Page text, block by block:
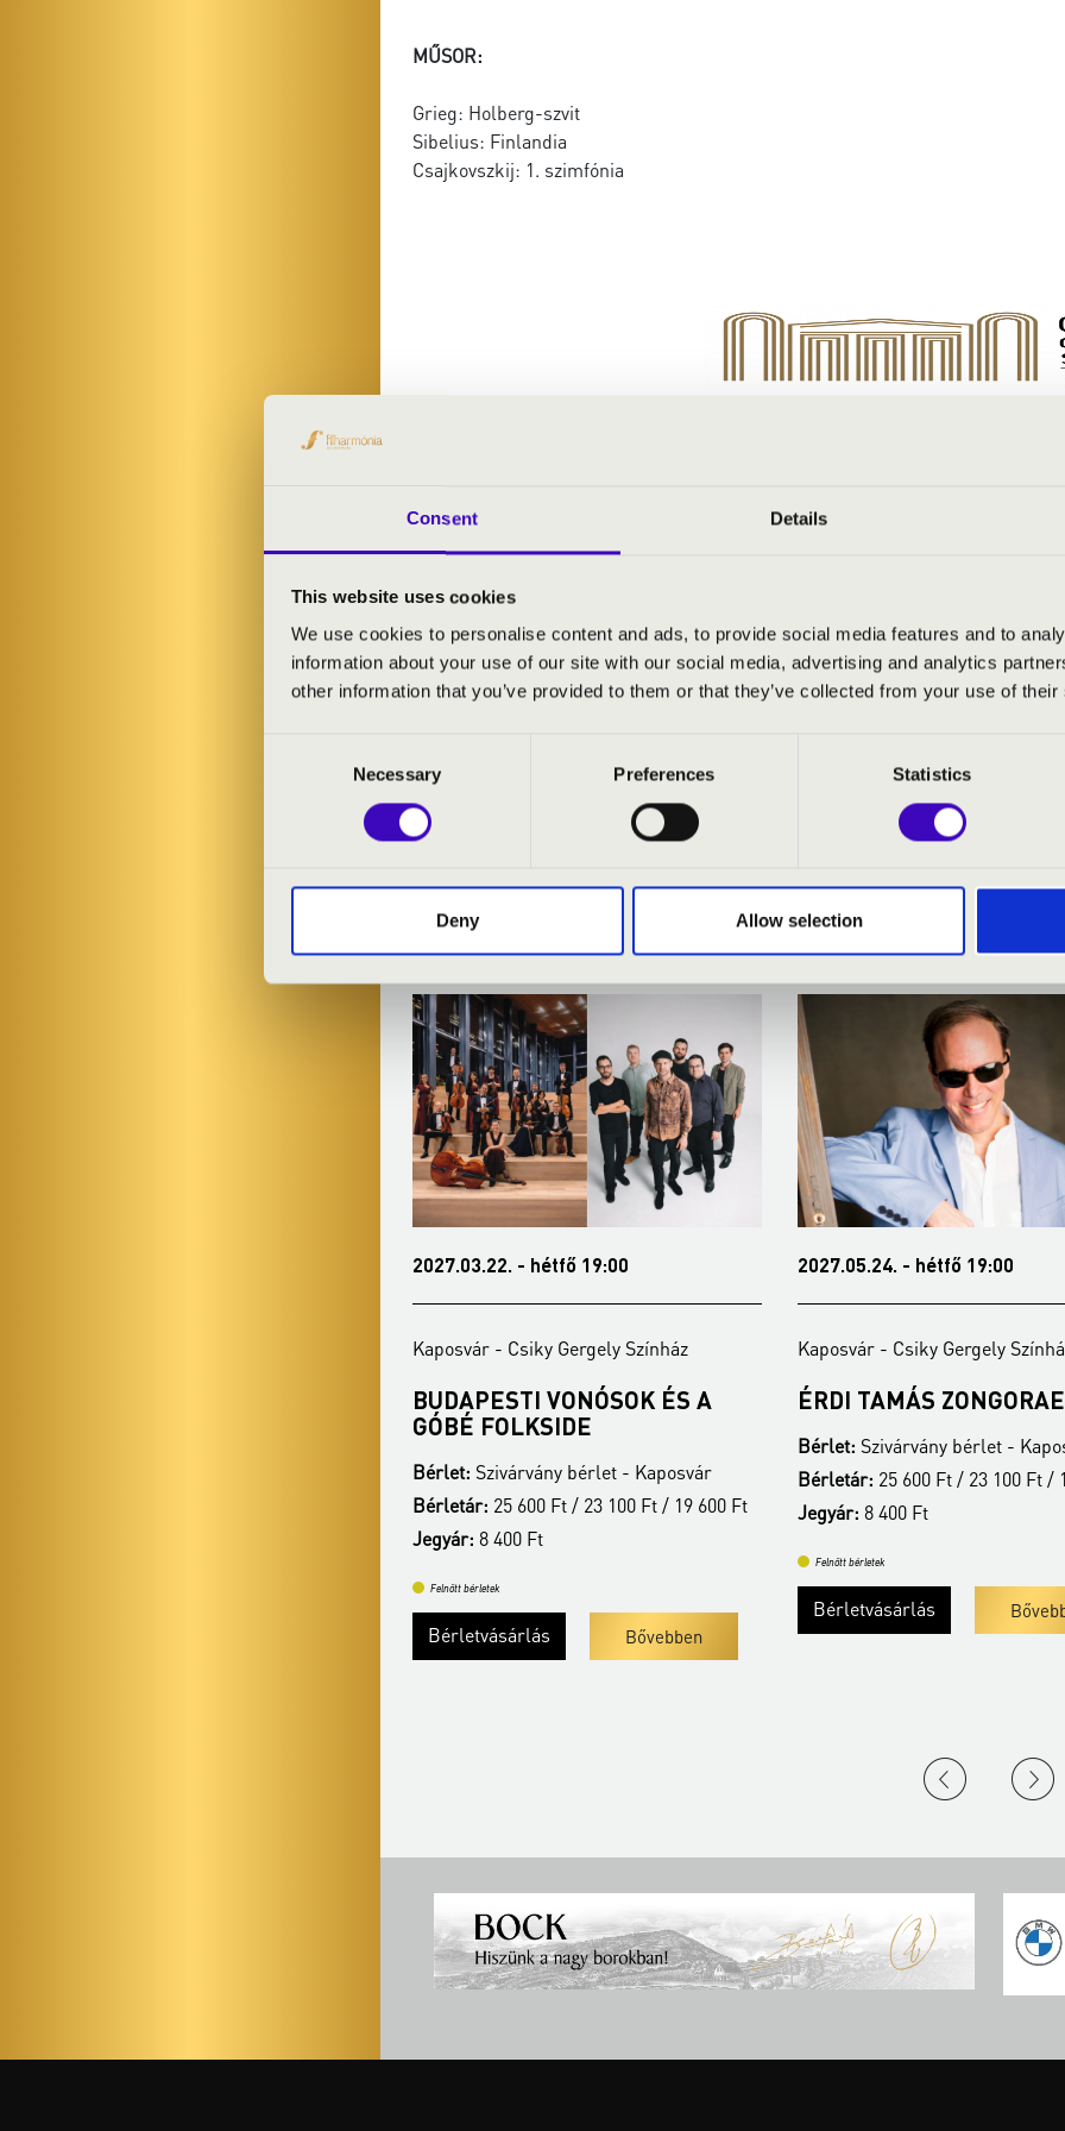
Consent Details
This website uses cookies
We use cookies to personalise content and ads, to provide social media features and to
information about your use of our site with our social media, advertising and analytics
other information that you’ve provided to them or that they’ve collected from your use of
Necessary Preferences Statistics
Deny Allow selection
MŰSOR:
Grieg: Holberg-szvit
Sibelius: Finlandia
Csajkovszkij: 1. szimfónia
SZIVÁRVÁNY BÉRLET - KAPOSVÁR -
2027.03.22. - hétfő 19:00
Kaposvár - Csiky Gergely Színház
BUDAPESTI VONÓSOK ÉS A
GÓBÉ FOLKSIDE
Bérlet: Szivárvány bérlet - Kaposvár
Bérletár: 25 600 Ft / 23 100 Ft / 19 600 Ft
Jegyár: 8 400 Ft
Felnőtt bérletek
Bérletvásárlás Bővebben
2027.05.24. - hétfő 19:00
Kaposvár - Csiky Gergely
ÉRDI TAMÁS
Bérlet: Szivárvány bérlet -
Bérletár: 25 600 Ft / 23 100 Ft /
Jegyár: 8 400 Ft
Felnőtt bérletek
Bérletvásárlás